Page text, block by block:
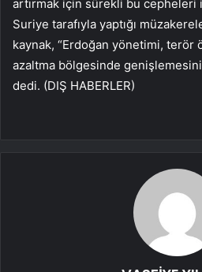
artırmak için sürekli bu cepheleri
Suriye tarafıyla yaptığı
kaynak, “Erdoğan yönetimi, terör
azaltma bölgesinde
dedi. (DIŞ HABERLER)